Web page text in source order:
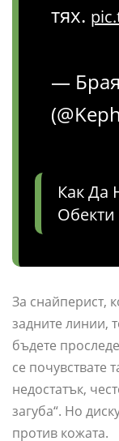
тях.
—
Как Да
Обекти
За снайперист,
задните линии,
бъдете
се почувствате
недостатък,
загуба“. Но
против кожата.